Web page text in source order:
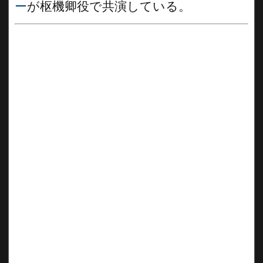
ーが枢機卿役で共演している。